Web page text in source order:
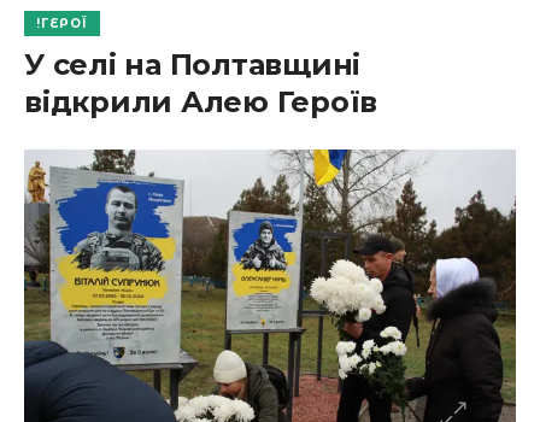
ГЕРОЇ
У селі на Полтавщині
відкрили Алею Героїв